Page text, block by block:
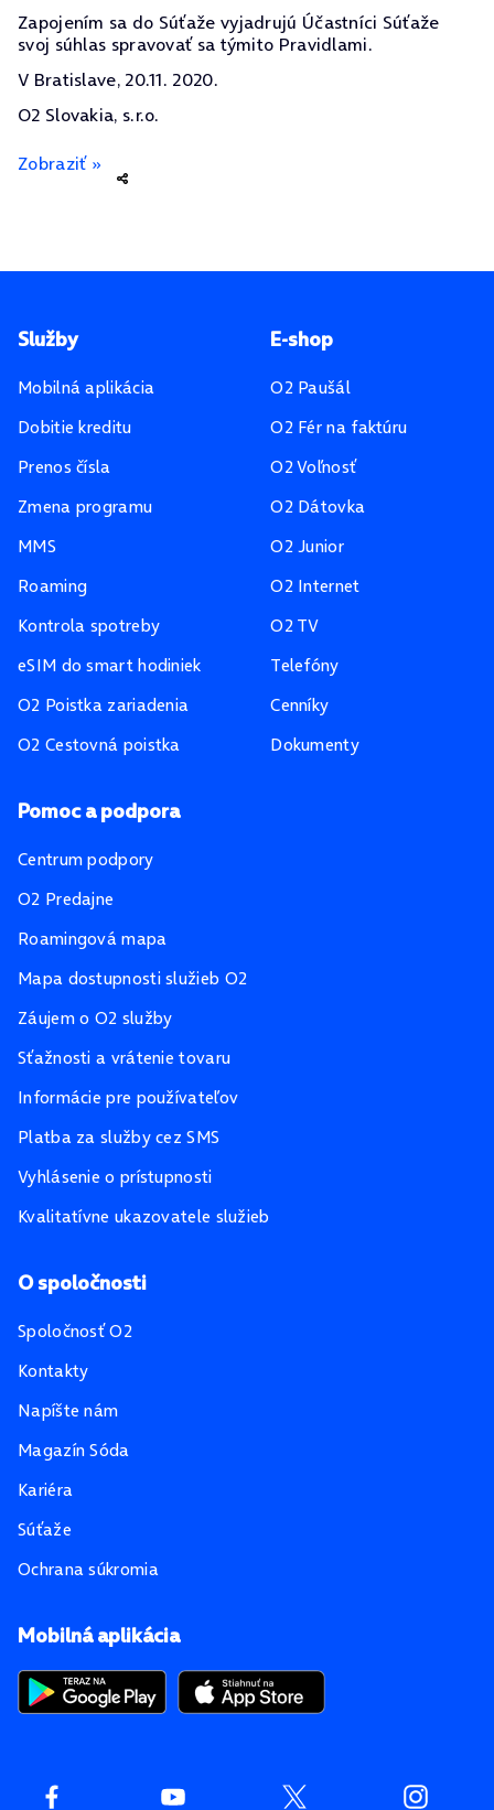
Zapojením sa do Súťaže vyjadrujú Účastníci Súťaže
svoj súhlas spravovať sa týmito Pravidlami.
V Bratislave, 20.11. 2020.
O2 Slovakia, s.r.o.
Zobraziť »
Pätička stránky
Mobilná aplikácia
Služby
Mobilná aplikácia
Dobitie kreditu
Prenos čísla
Zmena programu
MMS
Roaming
Kontrola spotreby
eSIM do smart hodiniek
O2 Poistka zariadenia
O2 Cestovná poistka
E-shop
O2 Paušál
O2 Fér na faktúru
O2 Voľnosť
O2 Dátovka
O2 Junior
O2 Internet
O2 TV
Telefóny
Cenníky
Dokumenty
Pomoc a podpora
Centrum podpory
O2 Predajne
Roamingová mapa
Mapa dostupnosti služieb O2
Záujem o O2 služby
Sťažnosti a vrátenie tovaru
Informácie pre používateľov
Platba za služby cez SMS
Vyhlásenie o prístupnosti
Kvalitatívne ukazovatele služieb
O spoločnosti
Spoločnosť O2
Kontakty
Napíšte nám
Magazín Sóda
Kariéra
Súťaže
Ochrana súkromia